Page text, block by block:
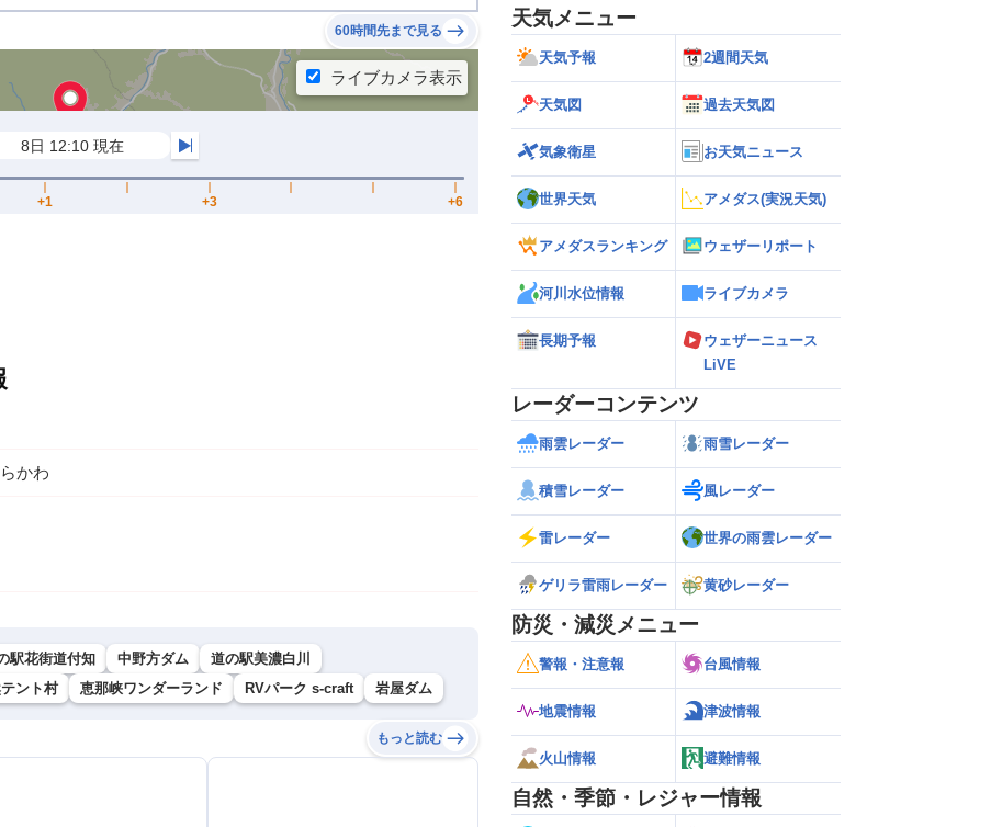
60時間先まで見る
かわ
駅花街道付知 中野方ダム
道の駅美濃白川
ント村 恵那峡ワンダーランド RVパーク s-craft 岩屋ダム
もっと読む
天気メニュー
天気予報 2週間天気
天気図 過去天気図
気象衛星 お天気ニュース
世界天気 アメダス(実況天気)
アメダスランキング ウェザーリポート
河川水位情報 ライブカメラ
長期予報
ウェザーニュース
LiVE
レーダーコンテンツ
雨雲レーダー 雨雪レーダー
積雪レーダー 風レーダー
雷レーダー 世界の雨雲レーダー
ゲリラ雷雨レーダー 黄砂レーダー
防災・減災メニュー
警報・注意報 台風情報
地震情報 津波情報
火山情報 避難情報
自然・季節・レジャー情報